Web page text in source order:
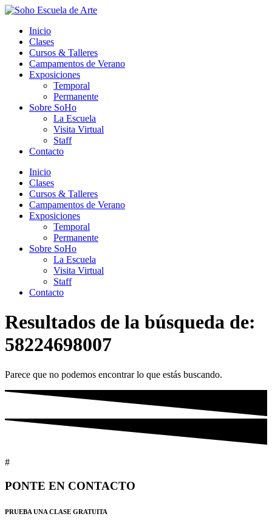
Ir
contenido
Inicio
Clases
Cursos & Talleres
Campamentos de Verano
Exposiciones
Temporal
Permanente
Sobre SoHo
La Escuela
Visita Virtual
Staff
Contacto
Inicio
Clases
Cursos & Talleres
Campamentos de Verano
Exposiciones
Temporal
Permanente
Sobre SoHo
La Escuela
Visita Virtual
Staff
Contacto
Resultados de la búsqueda de:
58224698007
Parece que no podemos encontrar lo que estás buscando.
#
PONTE EN CONTACTO
PRUEBA UNA CLASE GRATUITA